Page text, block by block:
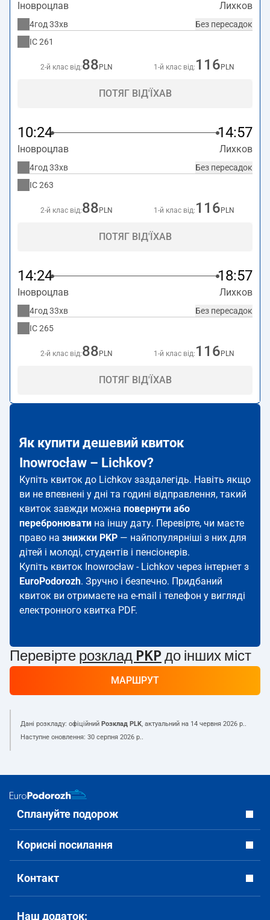
Іновроцлав Лихков
Без пересадок
4год 33хв
IC261
2-й клас від:88 PLN 1-й клас від: 116 PLN
ПОТЯГ ВІД'ЇХАВ
10:24 14:57
Іновроцлав Лихков
Без пересадок
4год 33хв
IC263
2-й клас від:88 PLN 1-й клас від: 116 PLN
ПОТЯГ ВІД'ЇХАВ
14:24 18:57
Іновроцлав Лихков
Без пересадок
4год 33хв
IC265
2-й клас від:88 PLN 1-й клас від: 116 PLN
ПОТЯГ ВІД'ЇХАВ
Як купити дешевий квиток
Inowrocław – Lichkov?
Купіть квиток до Lichkov заздалегідь. Навіть якщо
ви не впевнені у дні та годині відправлення, такий
квиток завжди можна повернути або
перебронювати на іншу дату. Перевірте, чи маєте
право на знижки PKP — найпопулярніші з них для
дітей і молоді, студентів і пенсіонерів.
Купіть квиток Inowrocław - Lichkov через інтернет з
EuroPodorozh. Зручно і безпечно. Придбаний
квиток ви отримаєте на e-mail і телефон у вигляді
електронного квитка PDF.
Перевірте розклад PKP до інших міст
МАРШРУТ
Дані розкладу: офіційний Розклад PLK, актуальний на 14 червня 2026 р..
Наступне оновлення: 30 серпня 2026 р..
Сплануйте подорож
Корисні посилання
Контакт
Наш додаток: